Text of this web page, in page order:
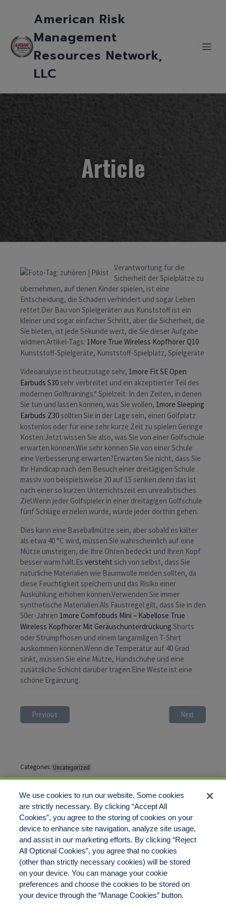
American Risk
Management
Resources Network,
LLC
Article
Verantwortung für die
Sicherheit der Spielplätze zu
übernehmen, auf denen Kinder spielen, ist eine
Entscheidung, die Schaden verhindert und sogar Leben
rettet.Der Bau von Spielgeräten aus Kunststoff ist ein
kleiner und sogar einfacher Schritt, aber die Sicherheit, die
Sie bieten, ist jede Sekunde wert, die Sie dieser Aufgabe
widmen.Artikel-Tags: 1More True Wireless Kopfhörer Q10
Kunststoff-Spielgeräte, Kunststoff-Spielplatz, Spielgeräte
Videoanalyse ist heutzutage sehr, 1more Fit SE Open
Earbuds S30sehr verbreitet und ein akzeptierter Teil des
modernen Golftrainings.* Spielzeit: In den Zeiten, in denen
Sie tun und lassen können, was Sie wollen, 1more Sleeping
Earbuds Z30sollten Sie in der Lage sein, einen Golfplatz
kostenlos oder für eine sehr kurze Zeit zu spielen Geringe
Kosten.Jetzt wissen Sie also, was Sie von einer Golfschule
erwarten können.Wie sehr können Sie von einer Schule
eine Verbesserung erwarten?Erwarten Sie nicht, dass Sie
Ihr Handicap nach dem Besuch einer dreitägigen Schule
massiv von beispielsweise 20 auf 15 senken.denn das ist
nach einer so kurzen Unterrichtszeit ein unrealistisches
Ziel.Wenn jeder Golfspieler in einer dreitägigen Golfschule
fünf Schläge erzielen würde, würde jeder dorthin gehen.
Dies kann eine Baseballmütze sein, aber sobald es kälter
als etwa 40 °C wird, müssen Sie wahrscheinlich auf eine
Mütze umsteigen, die Ihre Ohren bedeckt und Ihren Kopf
besser warm hält.Es versteht sich von selbst, dass Sie
natürliche Materialien wie Baumwolle meiden sollten, da
diese Feuchtigkeit speichern und das Risiko einer
Auskühlung erhöhen können.Verwenden Sie immer
synthetische Materialien.Als Faustregel gilt, dass Sie in den
50er-Jahren 1more Comfobuds Mini – Kabellose True
Wireless Kopfhörer Mit Geräuschunterdrückung Shorts
oder Strumpfhosen und einem langärmligen T-Shirt
auskommen können.Wenn die Temperatur auf 40 Grad
sinkt, müssen Sie eine Mütze, Handschuhe und eine
zusätzliche Schicht darüber tragen.Eine Weste ist eine
schöne Ergänzung.
Previous Next
Categories: Uncategorized
Tags:
Comments are closed
DisclaimerLegal Notices Your Privacy Rights
We use cookies to run our website. Some cookies
are strictly necessary. By clicking “Accept All
Cookies”, you agree to the storing of cookies on your
device to enhance site navigation, analyze site usage,
and assist in our marketing efforts. By clicking “Reject
All Optional Cookies”, you agree that no cookies
(other than strictly necessary cookies) will be stored
on your device. You can manage your cookie
preferences and choose the cookies to be stored on
your device through the “Manage Cookies” button.